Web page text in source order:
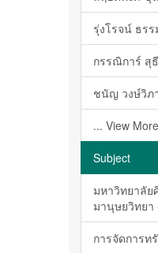
รุ่งโรจน์ ธรร
กรรณิการ์ สุ
ชนัญ วงษ์วิภ
... View More
Subject
มหาวิทยาลัย
มานุษยวิทย
การจัดการท